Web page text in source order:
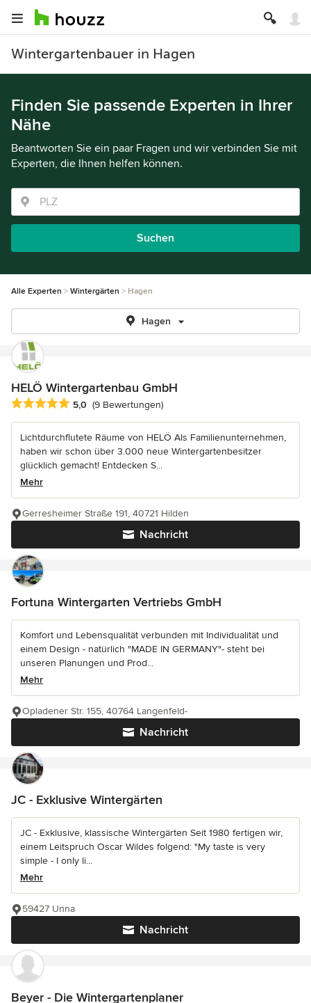
Wintergartenbauer in Hagen
Finden Sie passende Experten in Ihrer
Nähe
Beantworten Sie ein paar Fragen und wir verbinden Sie mit
Experten, die Ihnen helfen können.
Suchen
Alle Experten Wintergärten Hagen
Hagen
HELÖ Wintergartenbau GmbH
Durchschnittliche Bewertung: 5 von 5 Sternen
5,0 (9 Bewertungen)
Lichtdurchflutete Räume von HELÖ Als Familienunternehmen,
haben wir schon über 3.000 neue Wintergartenbesitzer
glücklich gemacht! Entdecken S...
Mehr
Nachricht
Gerresheimer Straße 191, 40721 Hilden
Fortuna Wintergarten Vertriebs GmbH
Komfort und Lebensqualität verbunden mit Individualität und
einem Design - natürlich "MADE IN GERMANY"- steht bei
unseren Planungen und Prod...
Mehr
Nachricht
Opladener Str. 155, 40764 Langenfeld-
JC - Exklusive Wintergärten
JC - Exklusive, klassische Wintergärten Seit 1980 fertigen wir,
einem Leitspruch Oscar Wildes folgend: "My taste is very
simple - I only li...
Mehr
Nachricht
59427 Unna
Beyer - Die Wintergartenplaner